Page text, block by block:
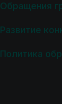
Обращения
Развитие
Политика